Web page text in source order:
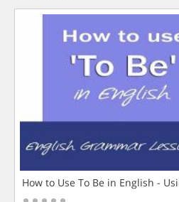
How to Use To Be in English -